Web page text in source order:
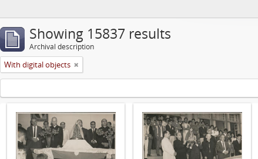
Showing 15837 results
Archival description
With digital objects